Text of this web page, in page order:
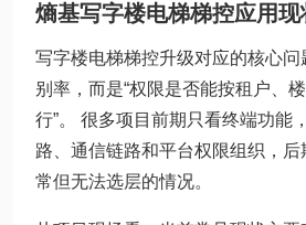
熵基写字楼电梯梯控应用
写字楼电梯梯控升级对应的核心
别率，而是“权限是否能按租户、
行”。 很多项目前期只看终端功能
路、通信链路和平台权限组织，
常但无法选层的情况。